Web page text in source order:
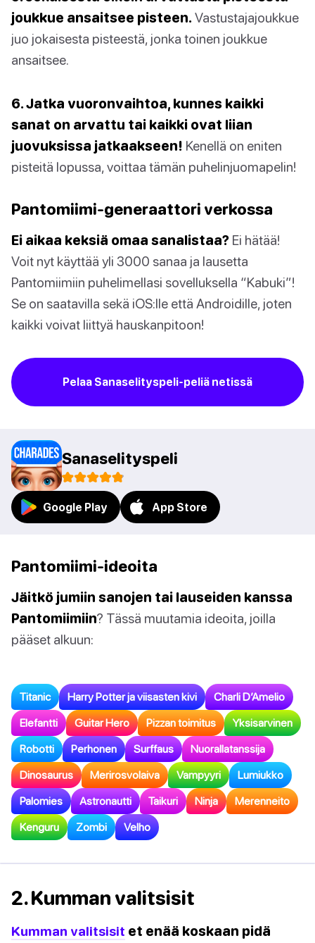
joukkue ansaitsee pisteen. Vastustajajoukkue
juo jokaisesta pisteestä, jonka toinen joukkue
ansaitsee.
6. Jatka vuoronvaihtoa, kunnes kaikki
sanat on arvattu tai kaikki ovat liian
juovuksissa jatkaakseen! Kenellä on eniten
pisteitä lopussa, voittaa tämän puhelinjuomapelin!
Pantomiimi-generaattori verkossa
Ei aikaa keksiä omaa sanalistaa? Ei hätää!
Voit nyt käyttää yli 3000 sanaa ja lausetta
Pantomiimiin puhelimellasi sovelluksella “Kabuki”!
Se on saatavilla sekä iOS:lle että Androidille, joten
kaikki voivat liittyä hauskanpitoon!
Pelaa Sanaselityspeli-peliä netissä
Sanaselityspeli
Google Play App Store
Pantomiimi-ideoita
Jäitkö jumiin sanojen tai lauseiden kanssa
Pantomiimiin? Tässä muutamia ideoita, joilla
pääset alkuun:
Titanic Harry Potter ja viisasten kivi Charli D’Amelio
Elefantti Guitar Hero Pizzan toimitus Yksisarvinen
Robotti Perhonen Surffaus Nuorallatanssija
Dinosaurus Merirosvolaiva Vampyyri Lumiukko
Palomies Astronautti Taikuri Ninja Merenneito
Kenguru Zombi Velho
2. Kumman valitsisit
Kumman valitsisit et enää koskaan pidä